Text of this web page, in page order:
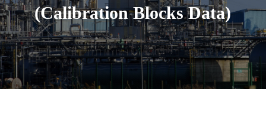
(Calibration Blocks Data)